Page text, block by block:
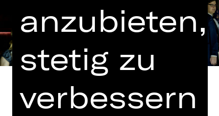
anzubieten,
stetig zu
verbessern